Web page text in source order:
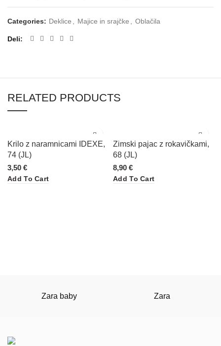
Categories: Deklice Majice in srajčke Oblačila
Deli
RELATED PRODUCTS
Krilo z naramnicami IDEXE,
74 (JL)
3,50 €
Add To Cart
Zimski pajac z rokavičkami,
68 (JL)
8,90 €
Add To Cart
Zara baby Zara